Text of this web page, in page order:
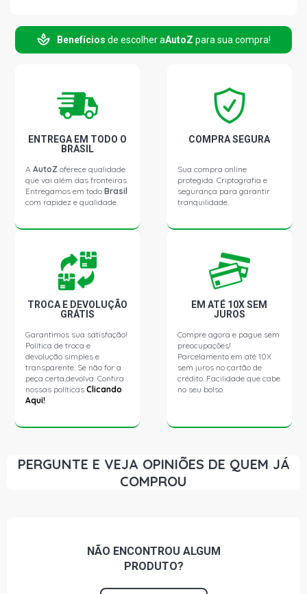
Benefícios de escolher aAutoZ para sua compra!
ENTREGA EM TODO O
BRASIL
AAutoZ oferece qualidade
que vai além das fronteiras.
Entregamos em todoBrasil
com rapidez e qualidade.
COMPRA SEGURA
Sua compra online
protegida. Criptografia e
segurança para garantir
tranquilidade.
TROCA E DEVOLUÇÃO
GRÁTIS
Garantimos sua satisfação!
Política de troca e
devolução simples e
transparente. Se não for a
peça certa,devolva. Confira
nossas políticasClicando
Aqui!
EM ATÉ 10X SEM
JUROS
Compre agora e pague sem
preocupações!
Parcelamento em até 10X
sem juros no cartão de
crédito. Facilidade que cabe
no seu bolso.
PERGUNTE E VEJA OPINIÕES DE QUEM JÁ
COMPROU
NÃO ENCONTROU ALGUM
PRODUTO?